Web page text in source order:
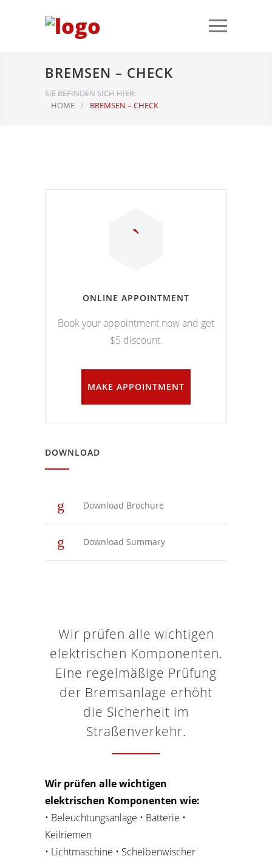
BREMSEN – CHECK
SIE BEFINDEN SICH HIER:
HOME / BREMSEN – CHECK
ONLINE APPOINTMENT
Book your appointment now and get
$5 discount.
MAKE APPOINTMENT
DOWNLOAD
Download Brochure
Download Summary
Wir prüfen alle wichtigen
elektrischen Komponenten.
Eine regelmäßige Prüfung
der Bremsanlage erhöht
die Sicherheit im
Straßenverkehr.
Wir prüfen alle wichtigen
elektrischen Komponenten wie:
• Beleuchtungsanlage • Batterie •
Keilriemen
• Lichtmaschine • Scheibenwischer